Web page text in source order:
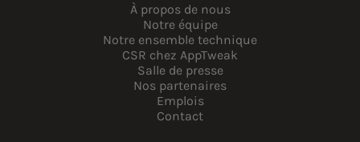
À propos de nous
Notre équipe
Notre ensemble technique
CSR chez AppTweak
Salle de presse
Nos partenaires
Emplois
Contact